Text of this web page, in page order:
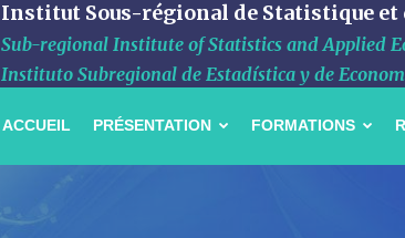
Institut Sous-régional de Statistique et
Sub-regional Institute of Statistics and Applied
Instituto Subregional de Estadística y de
ACCUEIL PRÉSENTATION FORMATIONS